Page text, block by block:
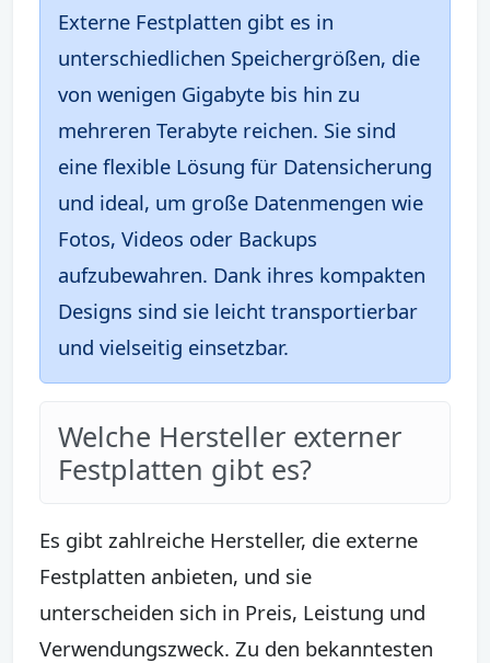
Externe Festplatten gibt es in
unterschiedlichen Speichergrößen, die
von wenigen Gigabyte bis hin zu
mehreren Terabyte reichen. Sie sind
eine flexible Lösung für Datensicherung
und ideal, um große Datenmengen wie
Fotos, Videos oder Backups
aufzubewahren. Dank ihres kompakten
Designs sind sie leicht transportierbar
und vielseitig einsetzbar.
Welche Hersteller externer
Festplatten gibt es?
Es gibt zahlreiche Hersteller, die externe
Festplatten anbieten, und sie
unterscheiden sich in Preis, Leistung und
Verwendungszweck. Zu den bekanntesten